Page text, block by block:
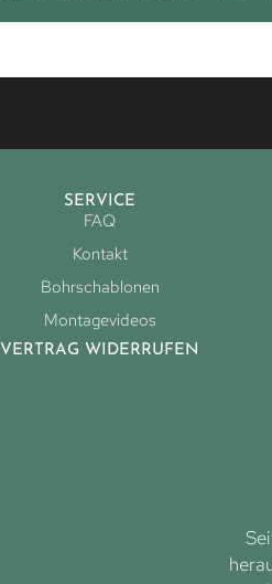
SERVICE
FAQ
Kontakt
Bohrschablonen
Montagevideos
VERTRAG WIDERRUFEN